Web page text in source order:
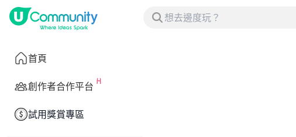
首頁
創作者合作平台
試用獎賞專區